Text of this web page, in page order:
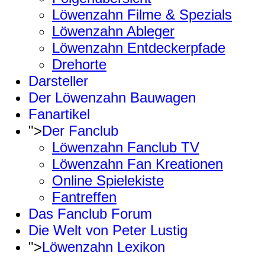
Löwenzahn Filme & Spezials
Löwenzahn Ableger
Löwenzahn Entdeckerpfade
Drehorte
Darsteller
Der Löwenzahn Bauwagen
Fanartikel
">Der Fanclub
Löwenzahn Fanclub TV
Löwenzahn Fan Kreationen
Online Spielekiste
Fantreffen
Das Fanclub Forum
Die Welt von Peter Lustig
">Löwenzahn Lexikon